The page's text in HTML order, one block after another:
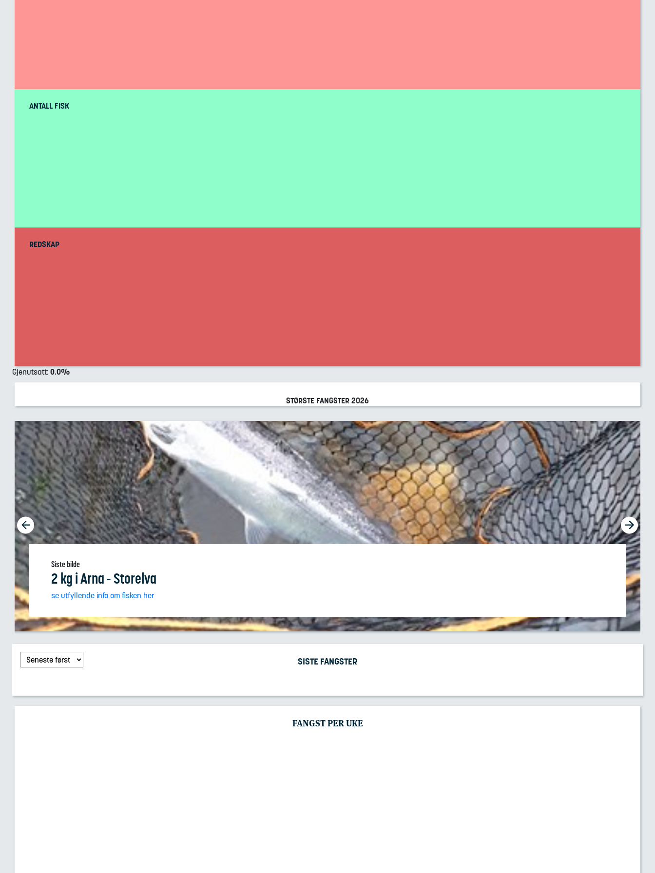
ANTALL FISK
REDSKAP
Gjenutsatt: 0.0%
STØRSTE FANGSTER 2026
Siste bilde
2 kgi Arna - Storelva
se utfyllende info om fisken her
SISTE FANGSTER
FANGST PER UKE